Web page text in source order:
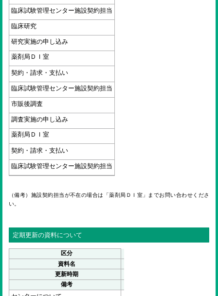
臨床試験管理センター施設契約担当
臨床研究
研究実施の申し込み
薬剤局ＤＩ室
契約・請求・支払い
臨床試験管理センター施設契約担当
市販後調査
調査実施の申し込み
薬剤局ＤＩ室
契約・請求・支払い
臨床試験管理センター施設契約担当
（備考）施設契約担当が不在の場合は「薬剤局ＤＩ室」までお問い合わせくださ
い。
定期更新の資料について
区分
資料名
更新時期
備考